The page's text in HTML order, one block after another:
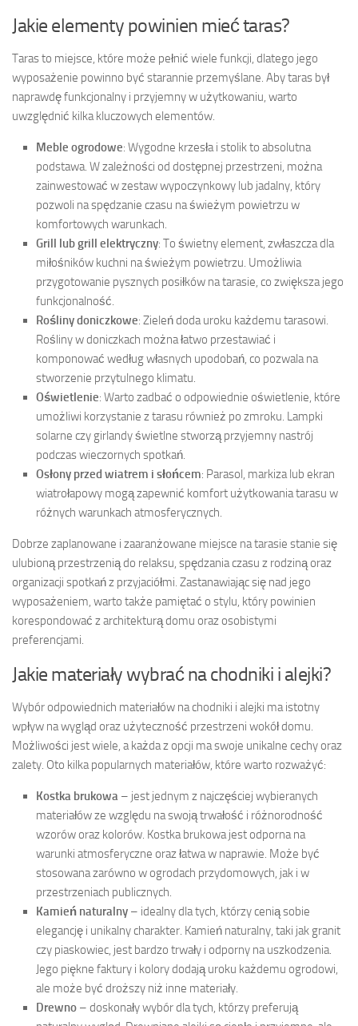
Jakie elementy powinien mieć taras?
Taras to miejsce, które może pełnić wiele funkcji, dlatego jego
wyposażenie powinno być starannie przemyślane. Aby taras był
naprawdę funkcjonalny i przyjemny w użytkowaniu, warto
uwzględnić kilka kluczowych elementów.
Meble ogrodowe: Wygodne krzesła i stolik to absolutna
podstawa. W zależności od dostępnej przestrzeni, można
zainwestować w zestaw wypoczynkowy lub jadalny, który
pozwoli na spędzanie czasu na świeżym powietrzu w
komfortowych warunkach.
Grill lub grill elektryczny: To świetny element, zwłaszcza dla
miłośników kuchni na świeżym powietrzu. Umożliwia
przygotowanie pysznych posiłków na tarasie, co zwiększa jego
funkcjonalność.
Rośliny doniczkowe: Zieleń doda uroku każdemu tarasowi.
Rośliny w doniczkach można łatwo przestawiać i
komponować według własnych upodobań, co pozwala na
stworzenie przytulnego klimatu.
Oświetlenie: Warto zadbać o odpowiednie oświetlenie, które
umożliwi korzystanie z tarasu również po zmroku. Lampki
solarne czy girlandy świetlne stworzą przyjemny nastrój
podczas wieczornych spotkań.
Osłony przed wiatrem i słońcem: Parasol, markiza lub ekran
wiatrołapowy mogą zapewnić komfort użytkowania tarasu w
różnych warunkach atmosferycznych.
Dobrze zaplanowane i zaaranżowane miejsce na tarasie stanie się
ulubioną przestrzenią do relaksu, spędzania czasu z rodziną oraz
organizacji spotkań z przyjaciółmi. Zastanawiając się nad jego
wyposażeniem, warto także pamiętać o stylu, który powinien
korespondować z architekturą domu oraz osobistymi
preferencjami.
Jakie materiały wybrać na chodniki i alejki?
Wybór odpowiednich materiałów na chodniki i alejki ma istotny
wpływ na wygląd oraz użyteczność przestrzeni wokół domu.
Możliwości jest wiele, a każda z opcji ma swoje unikalne cechy oraz
zalety. Oto kilka popularnych materiałów, które warto rozważyć:
Kostka brukowa – jest jednym z najczęściej wybieranych
materiałów ze względu na swoją trwałość i różnorodność
wzorów oraz kolorów. Kostka brukowa jest odporna na
warunki atmosferyczne oraz łatwa w naprawie. Może być
stosowana zarówno w ogrodach przydomowych, jak i w
przestrzeniach publicznych.
Kamień naturalny – idealny dla tych, którzy cenią sobie
elegancję i unikalny charakter. Kamień naturalny, taki jak granit
czy piaskowiec, jest bardzo trwały i odporny na uszkodzenia.
Jego piękne faktury i kolory dodają uroku każdemu ogrodowi,
ale może być droższy niż inne materiały.
Drewno – doskonały wybór dla tych, którzy preferują